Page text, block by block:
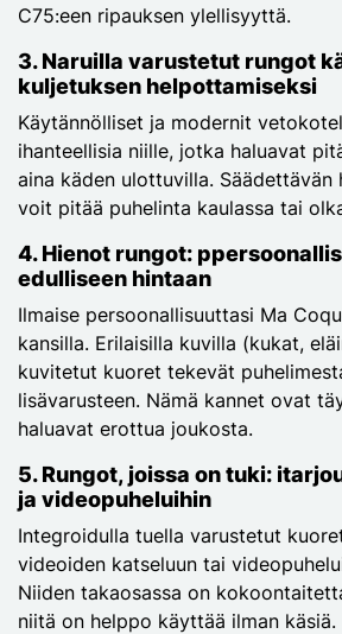
C75:een ripauksen ylellisyyttä.
3.Naruilla varustetut rungot
kuljetuksen helpottamiseksi
Käytännölliset ja modernit
ihanteellisia niille, jotka haluavat
aina käden ulottuvilla. Säädettävän
voit pitää puhelinta kaulassa tai
4.Hienot rungot: p
edulliseen hintaan
Ilmaise persoonallisuuttasi Ma
kansilla. Erilaisilla kuvilla (kukat,
kuvitetut kuoret tekevät
lisävarusteen. Nämä kannet ovat
haluavat erottua joukosta.
5.Rungot, joissa on tuki: i
ja videopuheluihin
Integroidulla tuella varustetut
videoiden katseluun tai
Niiden takaosassa on
niitä on helppo käyttää ilman käsiä.